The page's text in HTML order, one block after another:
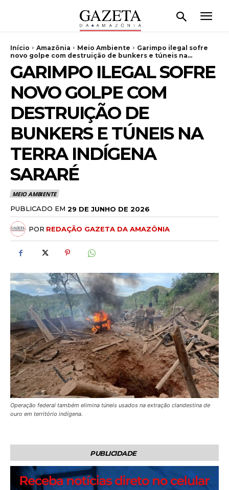
Início Amazônia Meio Ambiente
Garimpo ilegal sofre
novo golpe com destruição de bunkers e túneis na...
GARIMPO ILEGAL SOFRE
NOVO GOLPE COM
DESTRUIÇÃO DE
BUNKERS E TÚNEIS NA
TERRA INDÍGENA
SARARÉ
MEIO AMBIENTE
PUBLICADO EM 29 DE JUNHO DE 2026
POR REDAÇÃO GAZETA DA AMAZÔNIA
Operação federal também elimina túneis usados na extração clandestina de
ouro em território indígena.
PUBLICIDADE